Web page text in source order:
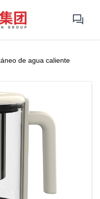
de agua caliente